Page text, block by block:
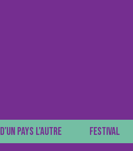
D’UN PAYS L’AUTRE FESTIVAL